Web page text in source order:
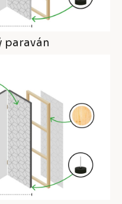
paraván